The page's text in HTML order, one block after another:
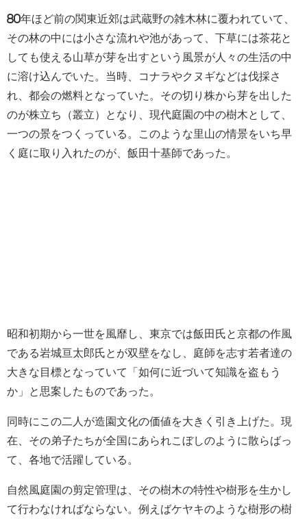
80年ほど前の関東近郊は武蔵野の雑木林に覆われていて、
その林の中には小さな流れや池があって、下草には茶花と
しても使える山草が芽を出すという風景が人々の生活の中
に溶け込んでいた。当時、コナラやクヌギなどは伐採さ
れ、都会の燃料となっていた。その切り株から芽を出した
のが株立ち（叢立）となり、現代庭園の中の樹木として、
一つの景をつくっている。このような里山の情景をいち早
く庭に取り入れたのが、飯田十基師であった。
昭和初期から一世を風靡し、東京では飯田氏と京都の作風
である岩城亘太郎氏とが双壁をなし、庭師を志す若者達の
大きな目標となっていて「如何に近づいて知識を盗もう
か」と思案したものであった。
同時にこの二人が造園文化の価値を大きく引き上げた。現
在、その弟子たちが全国にあられこぼしのように散らばっ
て、各地で活躍している。
自然風庭園の剪定管理は、その樹木の特性や樹形を生かし
て行わなければならない。例えばケヤキのような樹形の樹